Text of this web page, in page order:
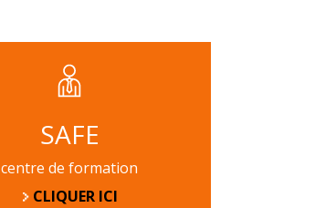
SAFE
centre de formation
CLIQUER ICI